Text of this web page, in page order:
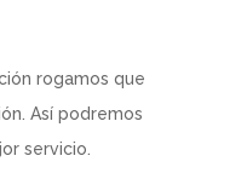
rogamos que
Así podremos
servicio.